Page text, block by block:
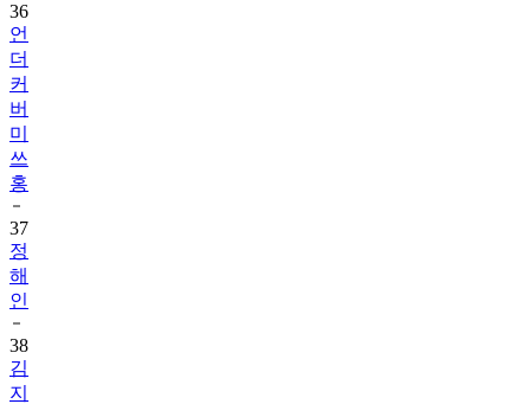
36
언
더
커
버
미
쓰
홍
37
정
해
인
38
김
지